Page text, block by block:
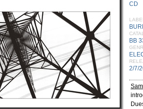
CD
BB
2/7/